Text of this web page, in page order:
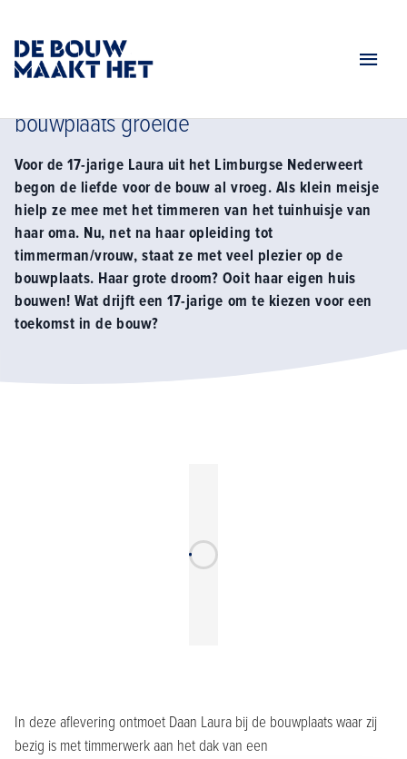
Home Tv serie seizoen 3
bouwplaats groeide
Voor de 17-jarige Laura uit het Limburgse Nederweert
begon de liefde voor de bouw al vroeg. Als klein meisje
hielp ze mee met het timmeren van het tuinhuisje van
haar oma. Nu, net na haar opleiding tot
timmerman/vrouw, staat ze met veel plezier op de
bouwplaats. Haar grote droom? Ooit haar eigen huis
bouwen! Wat drijft een 17-jarige om te kiezen voor een
toekomst in de bouw?
In deze aflevering ontmoet Daan Laura bij de bouwplaats waar zij
bezig is met timmerwerk aan het dak van een